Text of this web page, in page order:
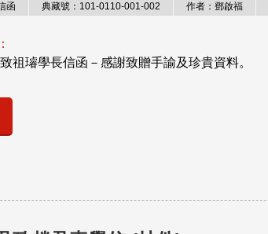
函 典藏號：101-0110-001-002 作者：鄧啟福
祖璿學長信函－感謝致贈手諭及珍貴資料。